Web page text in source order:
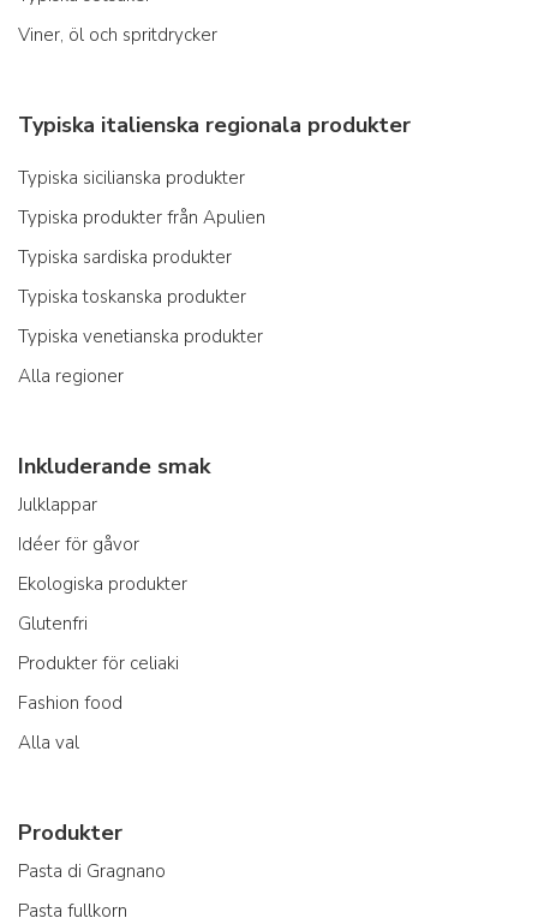
Viner, öl och spritdrycker
Typiska italienska regionala produkter
Typiska sicilianska produkter
Typiska produkter från Apulien
Typiska sardiska produkter
Typiska toskanska produkter
Typiska venetianska produkter
Alla regioner
Inkluderande smak
Julklappar
Idéer för gåvor
Ekologiska produkter
Glutenfri
Produkter för celiaki
Fashion food
Alla val
Produkter
Pasta di Gragnano
Pasta fullkorn